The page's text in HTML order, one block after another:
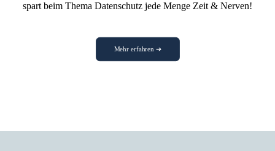
spart beim Thema Datenschutz jede Menge Zeit & Nerven!
Mehr erfahren ➔